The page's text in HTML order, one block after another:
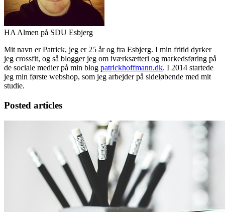
HA Almen på SDU Esbjerg
Mit navn er Patrick, jeg er 25 år og fra Esbjerg. I min fritid dyrker
jeg crossfit, og så blogger jeg om iværksætteri og markedsføring på
de sociale medier på min blog patrickhoffmann.dk. I 2014 startede
jeg min første webshop, som jeg arbejder på sideløbende med mit
studie.
Posted articles